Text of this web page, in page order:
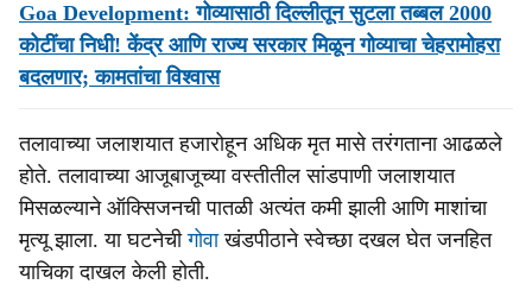
Goa Development: गोव्यासाठी दिल्लीतून सुटला तब्बल 2000
कोटींचा निधी! केंद्र आणि राज्य सरकार मिळून गोव्याचा चेहरामोहरा
बदलणार; कामतांचा विश्वास
तलावाच्या जलाशयात हजारोहून अधिक मृत मासे तरंगताना आढळले
होते. तलावाच्या आजूबाजूच्या वस्तीतील सांडपाणी जलाशयात
मिसळल्याने ऑक्सिजनची पातळी अत्यंत कमी झाली आणि माशांचा
मृत्यू झाला. या घटनेचीगोवाखंडपीठाने स्वेच्छा दखल घेत जनहित
याचिका दाखल केली होती.